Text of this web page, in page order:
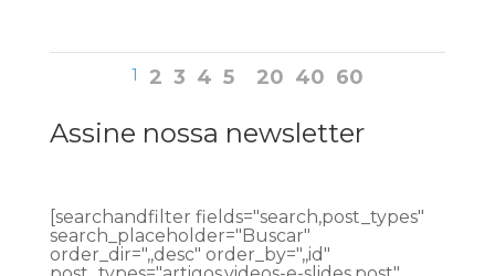
1 2 3 4 5 20 40 60
Assine nossa newsletter
[searchandfilter fields="search,post_types"
search_placeholder="Buscar"
order_dir=",,desc" order_by=",,id"